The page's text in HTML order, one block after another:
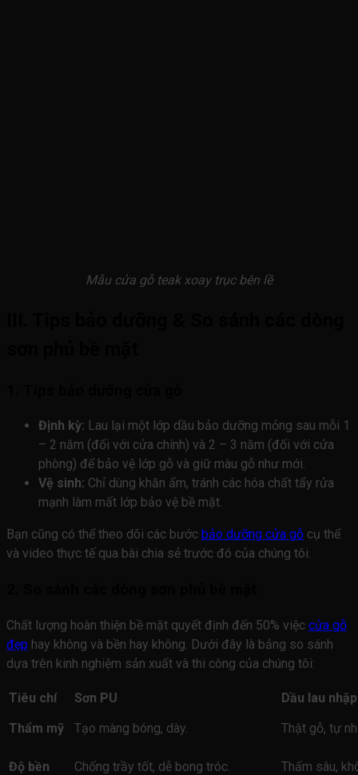
Mẫu cửa gỗ teak xoay trục bên lề
Định kỳ: Lau lại một lớp dầu bảo dưỡng mỏng sau mỗi 1
– 2 năm (đối với cửa chính) và 2 – 3 năm (đối với cửa
phòng) để bảo vệ lớp gỗ và giữ màu gỗ như mới.
Vệ sinh: Chỉ dùng khăn ẩm, tránh các hóa chất tẩy rửa
mạnh làm mất lớp bảo vệ bề mặt.
Bạn cũng có thể theo dõi các bước bảo dưỡng cửa gỗ cụ thể
và video thực tế qua bài chia sẻ trước đó của chúng tôi.
Chất lượng hoàn thiện bề mặt quyết định đến 50% việc cửa gỗ
đẹp hay không và bền hay không. Dưới đây là bảng so sánh
dựa trên kinh nghiệm sản xuất và thi công của chúng tôi:
Tiêu chí Sơn PU
Dầu lau
Thẩm mỹ
Tạo màng bóng, dày. Thật gỗ, tự
Độ bền Chống trầy tốt, dễ bong tróc. Thấm sâu,